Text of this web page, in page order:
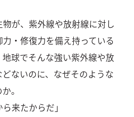
が、紫外線や放射線に対し
・修復力を備え持っている
球でそんな強い紫外線や放
ないのに、なぜそのような
。
来たからだ」